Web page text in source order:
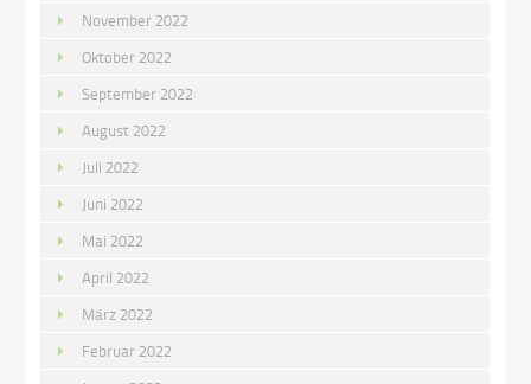
November 2022
Oktober 2022
September 2022
August 2022
Juli 2022
Juni 2022
Mai 2022
April 2022
März 2022
Februar 2022